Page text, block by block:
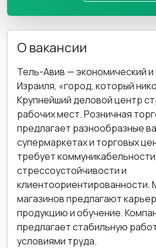
О вакансии
Тель-Авив — экономический и
Израиля, «город, который
Крупнейший деловой центр
рабочих мест. Розничная
предлагает разнообразные
супермаркетах и торговых
требует коммуникабельности,
стрессоустойчивости и
клиентоориентированности.
магазинов предлагают
продукцию и обучение.
предлагает стабильную
условиями труда.